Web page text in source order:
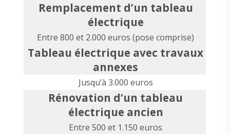
Remplacement d’un tableau
électrique
Entre 800 et 2.000 euros (pose comprise)
Tableau électrique avec travaux
annexes
Jusqu’à 3.000 euros
Rénovation d’un tableau
électrique ancien
Entre 500 et 1.150 euros